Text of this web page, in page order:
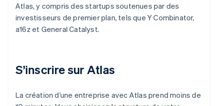
Atlas, y compris des startups soutenues par des
investisseurs de premier plan, tels que Y Combinator,
a16z et General Catalyst.
S’inscrire sur Atlas
La création d’une entreprise avec Atlas prend moins de